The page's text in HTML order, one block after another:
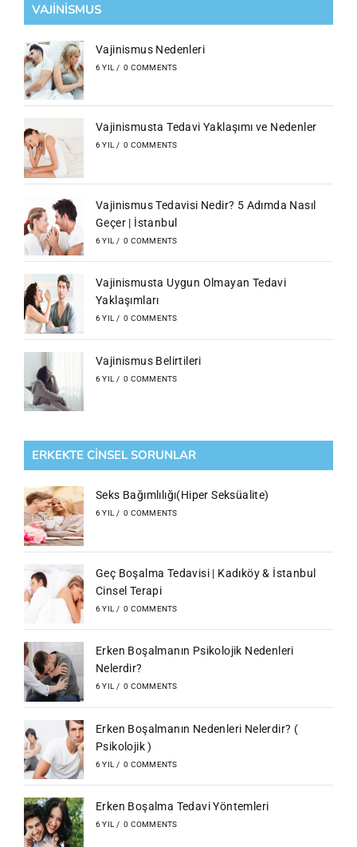
VAJİNİSMUS
Vajinismus Nedenleri
6 YIL / 0 COMMENTS
Vajinismusta Tedavi Yaklaşımı ve Nedenler
6 YIL / 0 COMMENTS
Vajinismus Tedavisi Nedir? 5 Adımda Nasıl
Geçer | İstanbul
6 YIL / 0 COMMENTS
Vajinismusta Uygun Olmayan Tedavi
Yaklaşımları
6 YIL / 0 COMMENTS
Vajinismus Belirtileri
6 YIL / 0 COMMENTS
ERKEKTE CİNSEL SORUNLAR
Seks Bağımlılığı(Hiper Seksüalite)
6 YIL / 0 COMMENTS
Geç Boşalma Tedavisi | Kadıköy & İstanbul
Cinsel Terapi
6 YIL / 0 COMMENTS
Erken Boşalmanın Psikolojik Nedenleri
Nelerdir?
6 YIL / 0 COMMENTS
Erken Boşalmanın Nedenleri Nelerdir? (
Psikolojik )
6 YIL / 0 COMMENTS
Erken Boşalma Tedavi Yöntemleri
6 YIL / 0 COMMENTS